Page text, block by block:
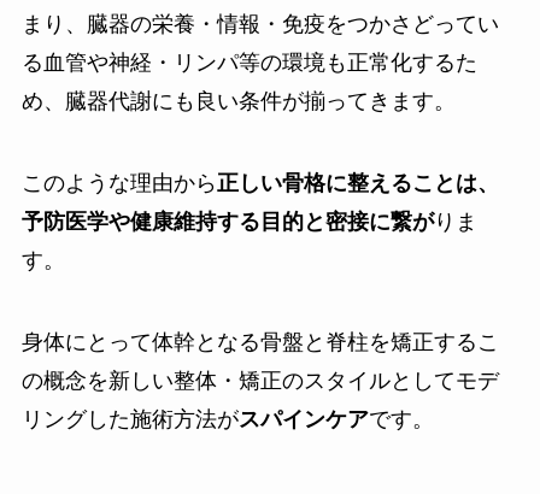
まり、臓器の栄養・情報・免疫をつかさどってい
る血管や神経・リンパ等の環境も正常化するた
め、臓器代謝にも良い条件が揃ってきます。
このような理由から正しい骨格に整えることは、
予防医学や健康維持する目的と密接に繋がりま
す。
身体にとって体幹となる骨盤と脊柱を矯正するこ
の概念を新しい整体・矯正のスタイルとしてモデ
リングした施術方法がスパインケアです。